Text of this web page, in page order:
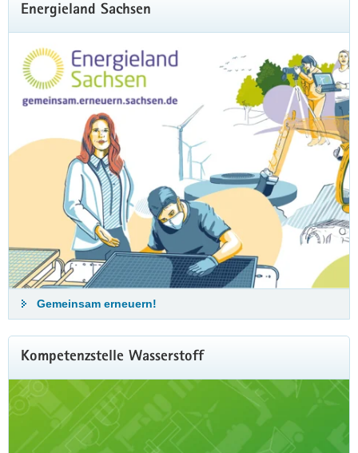
Energieland Sachsen
Gemeinsam erneuern!
Kompetenzstelle Wasserstoff